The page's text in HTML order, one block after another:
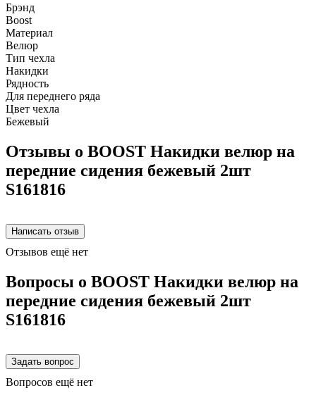
Брэнд
Boost
Материал
Велюр
Тип чехла
Накидки
Рядность
Для переднего ряда
Цвет чехла
Бежевый
Отзывы о BOOST Накидки велюр на
передние сидения бежевый 2шт
S161816
Отзывов ещё нет
Вопросы о BOOST Накидки велюр на
передние сидения бежевый 2шт
S161816
Вопросов ещё нет